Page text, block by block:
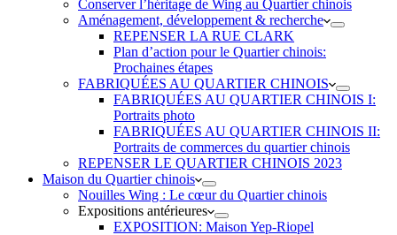
Conserver l’héritage de Wing au Quartier chinois
Aménagement, développement & recherche
REPENSER LA RUE CLARK
Plan d’action pour le Quartier chinois:
Prochaines étapes
FABRIQUÉES AU QUARTIER CHINOIS
FABRIQUÉES AU QUARTIER CHINOIS I:
Portraits photo
FABRIQUÉES AU QUARTIER CHINOIS II:
Portraits de commerces du quartier chinois
REPENSER LE QUARTIER CHINOIS 2023
Maison du Quartier chinois
Nouilles Wing : Le cœur du Quartier chinois
Expositions antérieures
EXPOSITION: Maison Yep-Riopel